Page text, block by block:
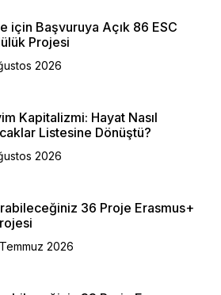
için Başvuruya Açık 86 ESC
Projesi
2026
Kapitalizmi: Hayat Nasıl
Listesine Dönüştü?
2026
36 Proje Erasmus+
2026